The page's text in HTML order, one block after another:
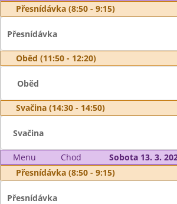
Přesnídávka (8:50 - 9:15)
Přesnídávka
Oběd (11:50 - 12:20)
Oběd
Svačina (14:30 - 14:50)
Svačina
Menu Chod
Sobota 13. 3.
Přesnídávka (8:50 - 9:15)
Přesnídávka